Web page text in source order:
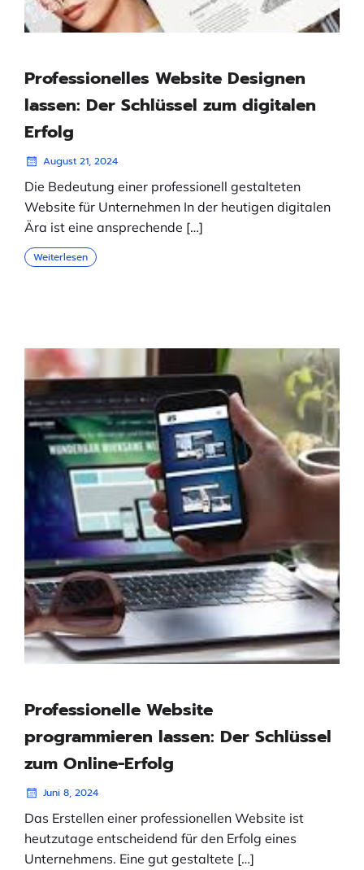
Professionelles Website Designen
lassen: Der Schlüssel zum digitalen
Erfolg
August 21, 2024
Die Bedeutung einer professionell gestalteten
Website für Unternehmen In der heutigen digitalen
Ära ist eine ansprechende […]
Weiterlesen
Professionelle Website
programmieren lassen: Der Schlüssel
zum Online-Erfolg
Juni 8, 2024
Das Erstellen einer professionellen Website ist
heutzutage entscheidend für den Erfolg eines
Unternehmens. Eine gut gestaltete […]